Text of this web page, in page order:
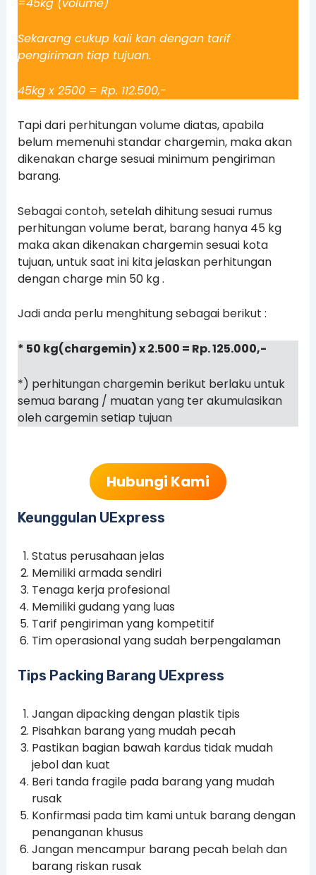
=45kg (volume)
Sekarang cukup kali kan dengan tarif
pengiriman tiap tujuan.
45kg x 2500 = Rp. 112.500,-
Tapi dari perhitungan volume diatas, apabila
belum memenuhi standar chargemin, maka akan
dikenakan charge sesuai minimum pengiriman
barang.
Sebagai contoh, setelah dihitung sesuai rumus
perhitungan volume berat, barang hanya 45 kg
maka akan dikenakan chargemin sesuai kota
tujuan, untuk saat ini kita jelaskan perhitungan
dengan charge min 50 kg .
Jadi anda perlu menghitung sebagai berikut :
* 50 kg(chargemin) x 2.500 = Rp. 125.000,-
*) perhitungan chargemin berikut berlaku untuk
semua barang / muatan yang ter akumulasikan
oleh cargemin setiap tujuan
Hubungi Kami
Keunggulan UExpress
Status perusahaan jelas
Memiliki armada sendiri
Tenaga kerja profesional
Memiliki gudang yang luas
Tarif pengiriman yang kompetitif
Tim operasional yang sudah berpengalaman
Tips Packing Barang UExpress
Jangan dipacking dengan plastik tipis
Pisahkan barang yang mudah pecah
Pastikan bagian bawah kardus tidak mudah
jebol dan kuat
Beri tanda fragile pada barang yang mudah
rusak
Konfirmasi pada tim kami untuk barang dengan
penanganan khusus
Jangan mencampur barang pecah belah dan
barang riskan rusak